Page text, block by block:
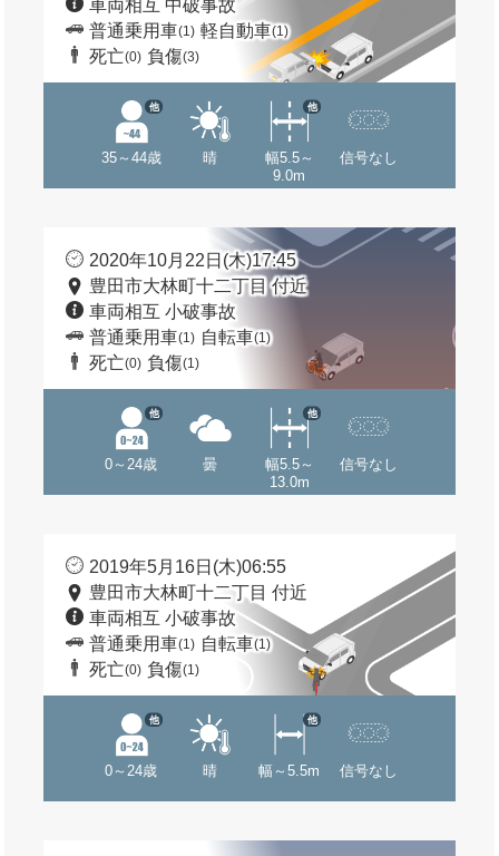
車両相互 中破事故
普通乗用車(1) 軽自動車(1)
死亡(0) 負傷(3)
35～44歳
他
晴
幅5.5～
9.0m
他
信号なし
2020年10月22日(木)17:45
豊田市大林町十二丁目 付近
車両相互 小破事故
普通乗用車(1) 自転車(1)
死亡(0) 負傷(1)
0～24歳
他
曇
幅5.5～
13.0m
他
信号なし
2019年5月16日(木)06:55
豊田市大林町十二丁目 付近
車両相互 小破事故
普通乗用車(1) 自転車(1)
死亡(0) 負傷(1)
0～24歳
他
晴 幅～5.5m
他
信号なし